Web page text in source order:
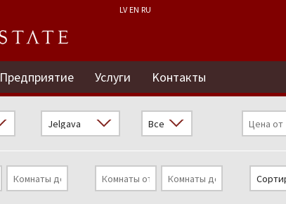
LV EN RU
Предприятие Услуги Kонтакты